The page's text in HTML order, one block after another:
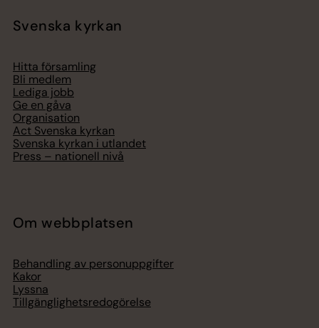
Svenska kyrkan
Hitta församling
Bli medlem
Lediga jobb
Ge en gåva
Organisation
Act Svenska kyrkan
Svenska kyrkan i utlandet
Press – nationell nivå
Om webbplatsen
Behandling av personuppgifter
Kakor
Lyssna
Tillgänglighetsredogörelse